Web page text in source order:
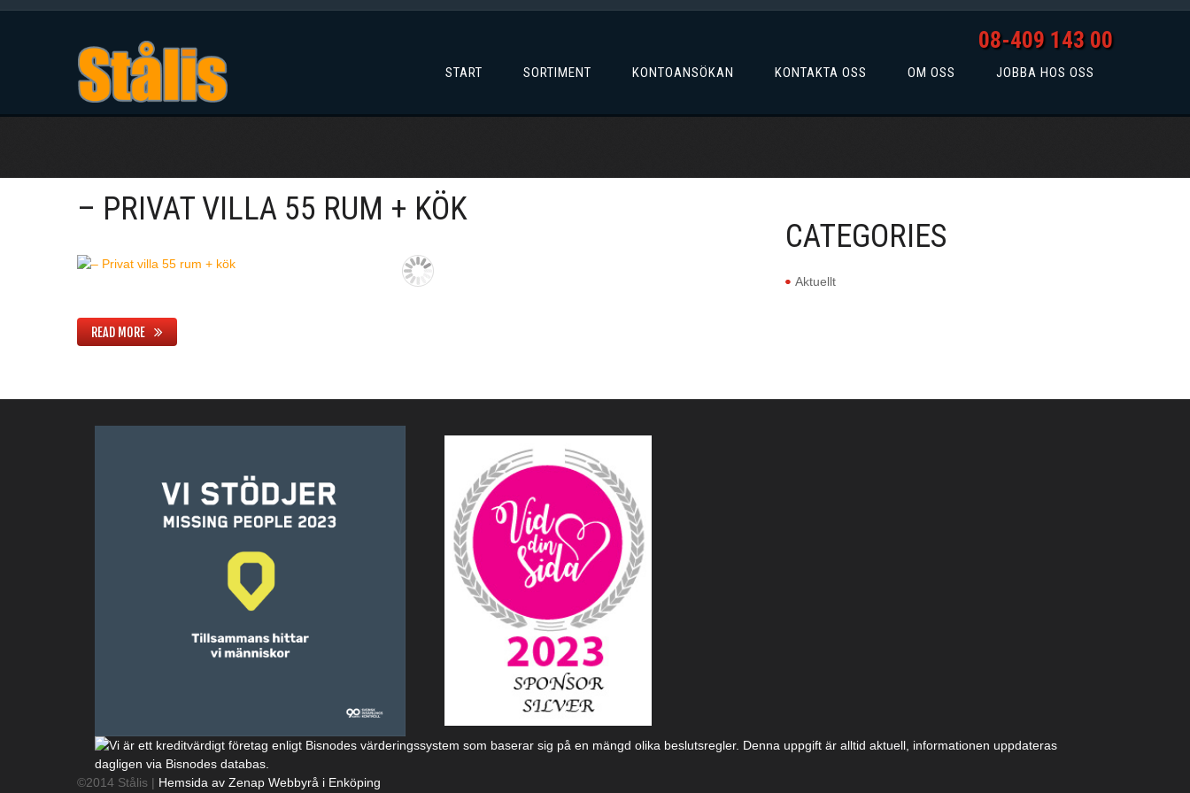
08-409 143 00
START SORTIMENT KONTOANSÖKAN KONTAKTA OSS OM OSS JOBBA HOS OSS
– PRIVAT VILLA 55 RUM + KÖK
READ MORE
CATEGORIES
Aktuellt
©2014 Stålis | Hemsida av Zenap Webbyrå i Enköping